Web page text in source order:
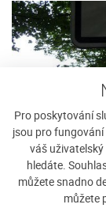
Pro poskytování
jsou pro
váš
hledáte.
můžete snadno
můžete